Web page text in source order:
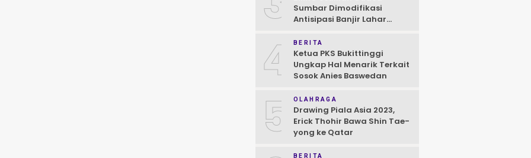
Sumbar Dimodifikasi
Antisipasi Banjir Lahar
4 BERITA
Ketua PKS Bukittinggi
Ungkap Hal Menarik Terkait
Sosok Anies Baswedan
5 OLAHRAGA
Drawing Piala Asia 2023,
Erick Thohir Bawa Shin Tae-
yong ke Qatar
BERITA